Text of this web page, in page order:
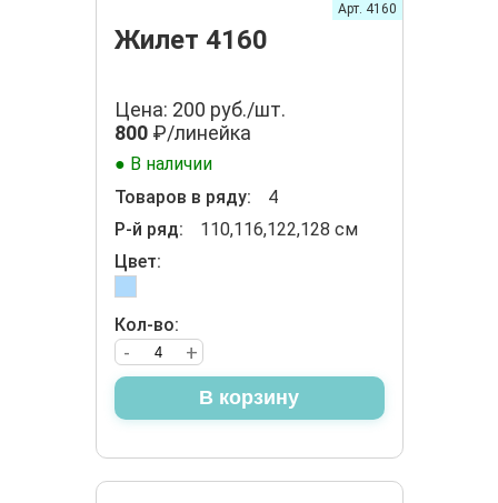
Жилет 4160
Арт. 4160
Цена: 200 руб./шт.
800₽/линейка
● В наличии
Товаров в ряду:
4
Р-й ряд:
110,116,122,128 см
Цвет:
Кол-во:
+
-
В корзину